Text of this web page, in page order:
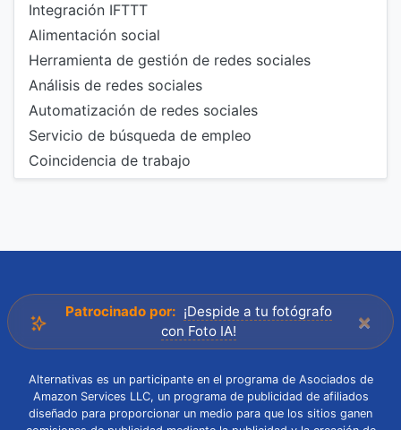
Integración IFTTT
Alimentación social
Herramienta de gestión de redes sociales
Análisis de redes sociales
Automatización de redes sociales
Servicio de búsqueda de empleo
Coincidencia de trabajo
Patrocinado por: ¡Despide a tu fotógrafo
con Foto IA!
×
Alternativas es un participante en el programa de Asociados de
Amazon Services LLC, un programa de publicidad de afiliados
diseñado para proporcionar un medio para que los sitios ganen